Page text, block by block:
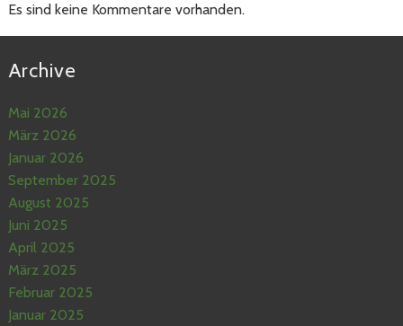
Es sind keine Kommentare vorhanden.
Archive
Mai 2026
März 2026
Januar 2026
September 2025
August 2025
Juni 2025
April 2025
März 2025
Februar 2025
Januar 2025